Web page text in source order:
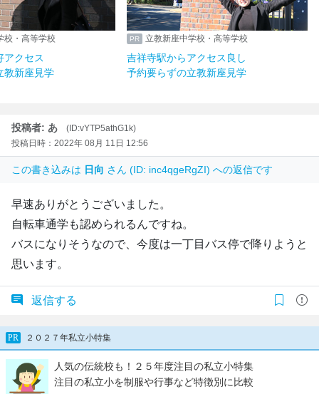
校・高等学校
アクセス
教新座見学
立教新座中学校・高等学校
吉祥寺駅からアクセス良し
予約要らずの立教新座見学
投稿者: あ
(ID:vYTP5athG1k)
投稿日時：2022年 08月 11日 12:56
この書き込みは 日向 さん (ID: inc4qgeRgZI) への返信です
早速ありがとうございました。
自転車通学も認められるんですね。
バスになりそうなので、今度は一丁目バス停で降りようと
思います。
返信する